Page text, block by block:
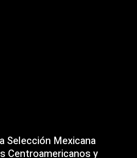
Selección Mexicana
Centroamericanos y